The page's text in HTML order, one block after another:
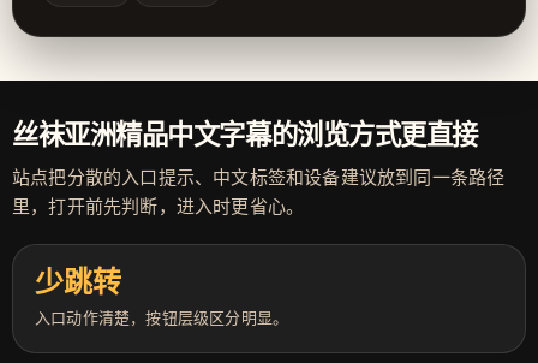
丝袜亚洲精品中文字幕的浏览方式更直接
站点把分散的入口提示、中文标签和设备建议放到同一条路径
里，打开前先判断，进入时更省心。
少跳转
入口动作清楚，按钮层级区分明显。